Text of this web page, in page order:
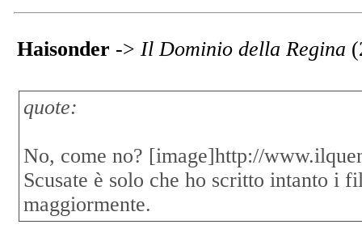
Haisonder -> Il Dominio della Regina
quote:
No, come no? [image]http://
Scusate è solo che ho scritto intanto i
maggiormente.